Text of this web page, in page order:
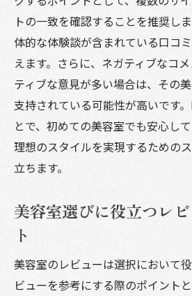
トの一致を確認することを推奨し
体的な体験談が含まれている口コ
えます。さらに、ネガティブなコ
ティブな意見が多い場合は、その
支持されている可能性が高いです
とで、初めての美容室でも安心し
理想のスタイルを実現するための
立ちます。
美容室選びに役立つレ
ト
美容室のレビューは選択において
ビューを参考にする際のポイント